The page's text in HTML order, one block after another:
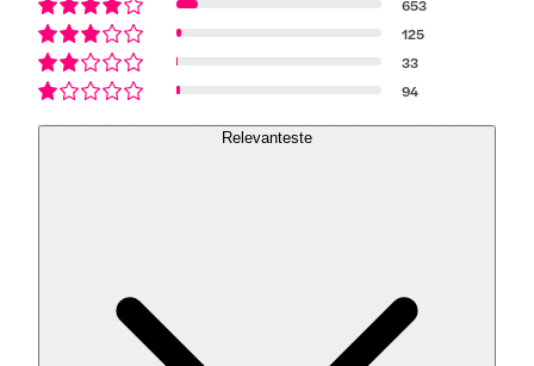
653
125
33
94
Relevanteste